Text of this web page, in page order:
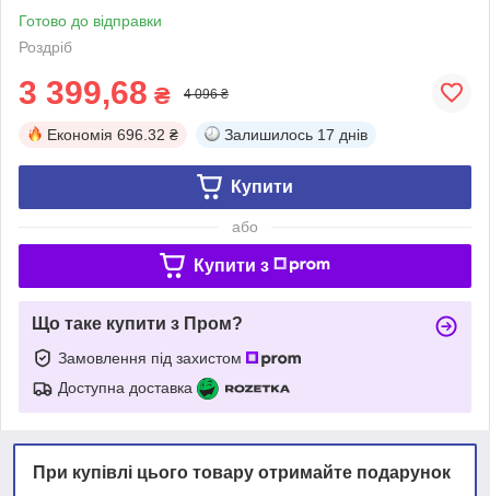
Готово до відправки
Роздріб
3 399,68 ₴ 4 096 ₴
Економія 696.32 ₴ Залишилось 17 днів
Купити
або
Купити з
Що таке купити з Пром?
Замовлення під захистом
Доступна доставка
При купівлі цього товару отримайте подарунок